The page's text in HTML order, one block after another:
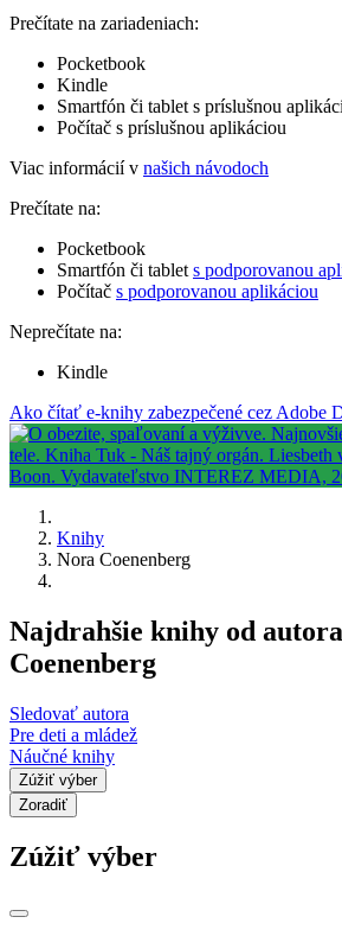
Prečítate na zariadeniach:
Pocketbook
Kindle
Smartfón či tablet s príslušnou
Počítač s príslušnou aplikáciou
Viac informácií v našich návodoch
Prečítate na:
Pocketbook
Smartfón či tablet s podporovanou
Počítač s podporovanou aplikáciou
Neprečítate na:
Kindle
Ako čítať e-knihy zabezpečené cez Adobe
Knihy
Nora Coenenberg
Najdrahšie knihy od
Coenenberg
Sledovať autora
Pre deti a mládež
Náučné knihy
Zúžiť výber
Zoradiť
Zúžiť výber